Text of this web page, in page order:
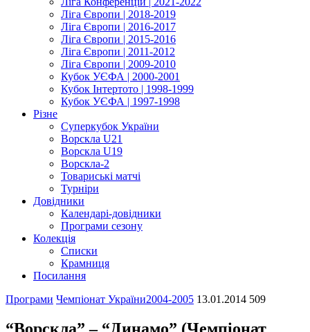
Ліга Європи | 2018-2019
Ліга Європи | 2016-2017
Ліга Європи | 2015-2016
Ліга Європи | 2011-2012
Ліга Європи | 2009-2010
Кубок УЄФА | 2000-2001
Кубок Інтертото | 1998-1999
Кубок УЄФА | 1997-1998
Різне
Суперкубок України
Ворскла U21
Ворскла U19
Ворскла-2
Товариські матчі
Турніри
Довідники
Календарі-довідники
Програми сезону
Колекція
Списки
Крамниця
Посилання
Програми Чемпіонат України2004-2005 13.01.2014 509